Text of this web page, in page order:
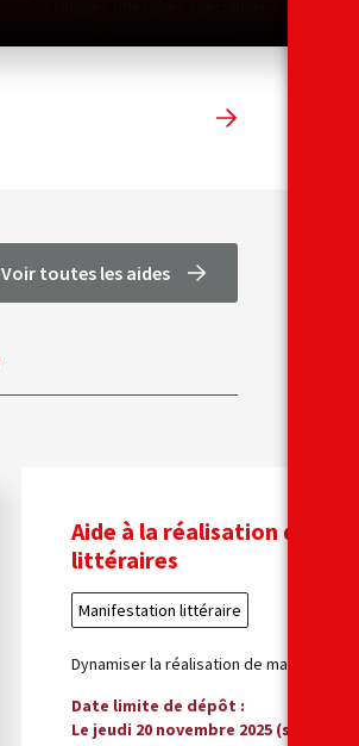
Voir toutes les aides
Aide à la réalisation de
littéraires
Manifestation littéraire
Dynamiser la réalisation de
Date limite de dépôt
Le jeudi 20 novembre 2025 (session